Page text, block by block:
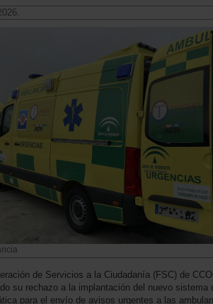
de Servicios a la Ciudadanía (FSC) de
su rechazo a la implantación del nuevo sistema
para el envío de avisos urgentes a las